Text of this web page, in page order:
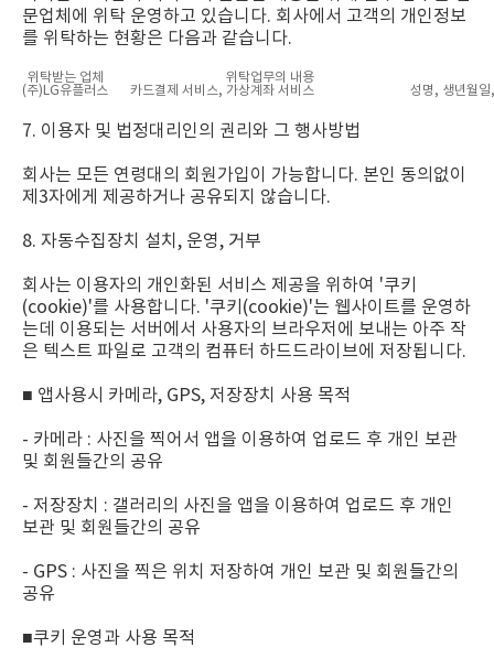
문업체에 위탁 운영하고 있습니다. 회사에서 고객의 개인정보
를 위탁하는 현황은 다음과 같습니다.
위탁받는 업체
위탁업무의 내용
(주)LG유플러스
카드결제 서비스, 가상계좌 서비스 성명, 생년월
7. 이용자 및 법정대리인의 권리와 그 행사방법
회사는 모든 연령대의 회원가입이 가능합니다. 본인 동의없이
제3자에게 제공하거나 공유되지 않습니다.
8. 자동수집장치 설치, 운영, 거부
회사는 이용자의 개인화된 서비스 제공을 위하여 '쿠키
(cookie)'를 사용합니다. '쿠키(cookie)'는 웹사이트를 운영하
는데 이용되는 서버에서 사용자의 브라우저에 보내는 아주 작
은 텍스트 파일로 고객의 컴퓨터 하드드라이브에 저장됩니다.
■ 앱사용시 카메라, GPS, 저장장치 사용 목적
- 카메라 : 사진을 찍어서 앱을 이용하여 업로드 후 개인 보관
및 회원들간의 공유
- 저장장치 : 갤러리의 사진을 앱을 이용하여 업로드 후 개인
보관 및 회원들간의 공유
- GPS : 사진을 찍은 위치 저장하여 개인 보관 및 회원들간의
공유
■쿠키 운영과 사용 목적